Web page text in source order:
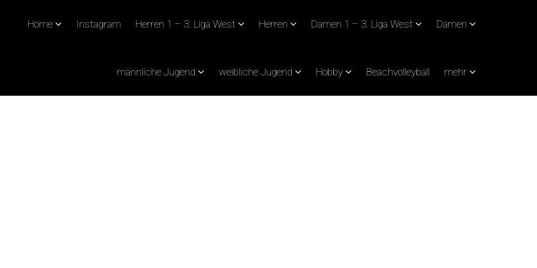
Home Instagram Herren 1 – 3. Liga West Herren Damen 1 – 3. Liga West Damen
männliche Jugend weibliche Jugend Hobby Beachvolleyball mehr